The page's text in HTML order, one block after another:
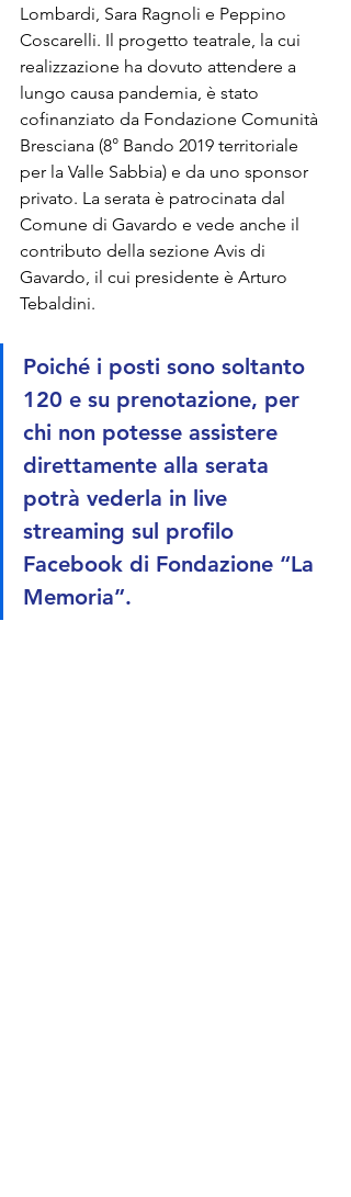
Lombardi, Sara Ragnoli e Peppino
Coscarelli. Il progetto teatrale, la cui
realizzazione ha dovuto attendere a
lungo causa pandemia, è stato
cofinanziato da Fondazione Comunità
Bresciana (8° Bando 2019 territoriale
per la Valle Sabbia) e da uno sponsor
privato. La serata è patrocinata dal
Comune di Gavardo e vede anche il
contributo della sezione Avis di
Gavardo, il cui presidente è Arturo
Tebaldini.
Poiché i posti sono soltanto
120 e su prenotazione, per
chi non potesse assistere
direttamente alla serata
potrà vederla in live
streaming sul profilo
Facebook di Fondazione “La
Memoria”.